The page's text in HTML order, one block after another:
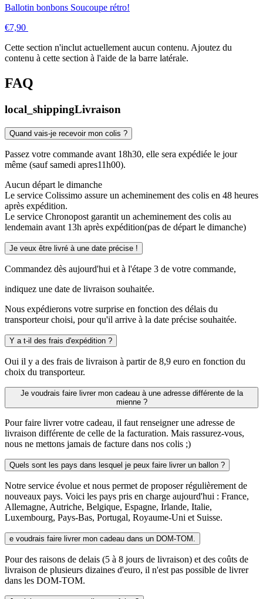
Ballotin bonbons Soucoupe rétro!
€7,90
Cette section n'inclut actuellement aucun contenu. Ajoutez du
contenu à cette section à l'aide de la barre latérale.
FAQ
local_shippingLivraison
Quand vais-je recevoir mon colis ?
Passez votre commande avant 18h30, elle sera expédiée le jour
même (sauf samedi apres11h00).
Aucun départ le dimanche
Le service Colissimo assure un acheminement des colis en 48 heures
après expédition.
Le service Chronopost garantit un acheminement des colis au
lendemain avant 13h après expédition(pas de départ le dimanche)
Je veux être livré à une date précise !
Commandez dès aujourd'hui et à l'étape 3 de votre commande,
indiquez une date de livraison souhaitée.
Nous expédierons votre surprise en fonction des délais du
transporteur choisi, pour qu'il arrive à la date précise souhaitée.
Y a t-il des frais d'expédition ?
Oui il y a des frais de livraison à partir de 8,9 euro en fonction du
choix du transporteur.
Je voudrais faire livrer mon cadeau à une adresse différente de la
mienne ?
Pour faire livrer votre cadeau, il faut renseigner une adresse de
livraison différente de celle de la facturation. Mais rassurez-vous,
nous ne mettons jamais de facture dans nos colis ;)
Quels sont les pays dans lesquel je peux faire livrer un ballon ?
Notre service évolue et nous permet de proposer régulièrement de
nouveaux pays. Voici les pays pris en charge aujourd'hui : France,
Allemagne, Autriche, Belgique, Espagne, Irlande, Italie,
Luxembourg, Pays-Bas, Portugal, Royaume-Uni et Suisse.
e voudrais faire livrer mon cadeau dans un DOM-TOM.
Pour des raisons de delais (5 à 8 jours de livraison) et des coûts de
livraison de plusieurs dizaines d'euro, il n'est pas possible de livrer
dans les DOM-TOM.